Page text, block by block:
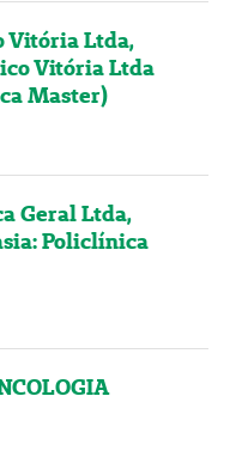
Vitória Ltda,
Vitória Ltda
Master)
Geral Ltda,
Policlínica